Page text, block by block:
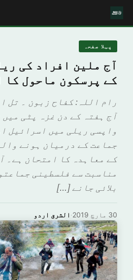
پہلا صفحہ
آج ملین افراد کی
کے پرسکون ماحول کا
رام اللہ: کفاح زبون ۔ تل
آج ہفتہ کے دن غزہ پٹی
واپسی ریلی میں اسرائیل
جماعت کے درمیان ہونے
کے معاہدہ کا امتحان ہے۔
مناسبت سے فلسطینی
بلائی جانے […]
الشرق اردو · 30 مارچ 2019